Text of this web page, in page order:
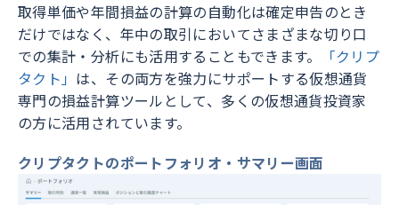
取得単価や年間損益の計算の自動化は確定申告のとき
だけではなく、年中の取引においてさまざまな切り口
での集計・分析にも活用することもできます。
「クリプ
タクト」 は、その両方を強力にサポートする仮想通貨
専門の損益計算ツールとして、多くの仮想通貨投資家
の方に活用されています。
クリプタクトのポートフォリオ・サマリー画面